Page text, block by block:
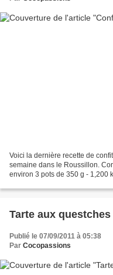
Voici la dernière recette de
semaine dans le Roussillon.
environ 3 pots de 350 g - 1,200
Tarte aux questches
Publié le 07/09/2011 à 05:38
Par Cocopassions